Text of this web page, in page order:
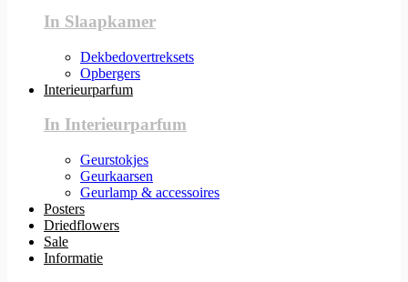
In Slaapkamer
Dekbedovertreksets
Opbergers
Interieurparfum
In Interieurparfum
Geurstokjes
Geurkaarsen
Geurlamp & accessoires
Posters
Driedflowers
Sale
Informatie